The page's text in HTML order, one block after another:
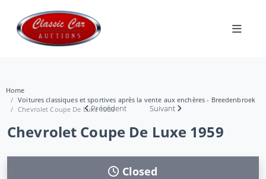
Home
Voitures classiques et sportives après la vente aux enchères - Breedenbroek
Chevrolet Coupe De Luxe 1959
Précédent Suivant
Chevrolet Coupe De Luxe 1959
Closed